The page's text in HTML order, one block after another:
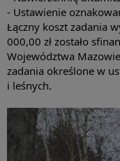
- Ustawienie
Łączny koszt zadania
000,00 zł zostało
Województwa
zadania określone w
i leśnych.